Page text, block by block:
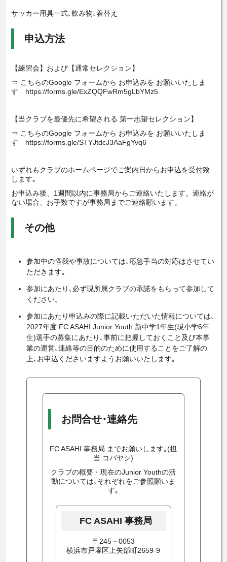
サッカー用具一式､飲み物､着替え
申込方法
【練習会】および【通常セレクション】
⇒ こちらのGoogle フォームから お申込みを お願いいたしま
す https://forms.gle/ExZQQFwRm5gLbYMz5
【当クラブを最優先に希望される 第一志望セレクション】
⇒ こちらのGoogle フォームから お申込みを お願いいたしま
す https://forms.gle/STYJtdcJ3AaFgYvq6
いずれもクラブのホームページでご案内日からお申込を受付致
します｡
お申込み後、1週間以内に事務局からご連絡いたします。連絡が
ない場合、お手数ですが事務局までご連絡願います。
その他
参加中の怪我や事故については､応急手当の対応はさせてい
ただきます｡
参加にあたり､必ず現所属クラブの承諾をもらって参加して
ください。
参加にあたり申込みの際に記載いただいた情報については､
2027年度 FC ASAHI Junior Youth 新中学1年生(現小学6年
生)選手の募集にあたり､事前に把握しておくこと及び本事
業の運営､連絡等の目的のために使用することをご了解の
上､お申込くださいますようお願いいたします｡
お問合せ･連絡先
FC ASAHI 事務局 までお願いします｡(担
当:コバヤシ)
クラブの概要・現在のJunior Youthの活
動については､それぞれをご参照願いま
す｡
FC ASAHI 事務局
〒245－0053
横浜市戸塚区上矢部町2659-9